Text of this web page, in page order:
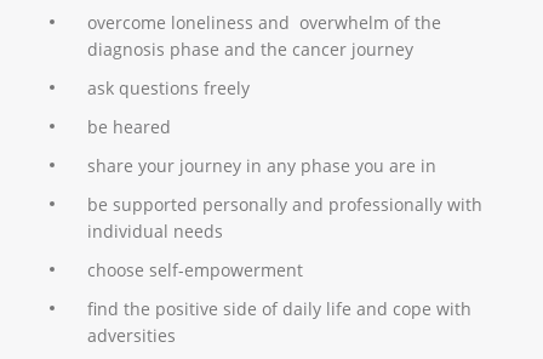
overcome loneliness and overwhelm of the
diagnosis phase and the cancer journey
ask questions freely
be heared
share your journey in any phase you are in
be supported personally and professionally with
individual needs
choose self-empowerment
find the positive side of daily life and cope with
adversities